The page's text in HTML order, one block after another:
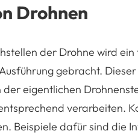
Drohnen
der Drohne wird
gebracht.
eigentlichen
verarbeiten.
Beispiele dafür sind die